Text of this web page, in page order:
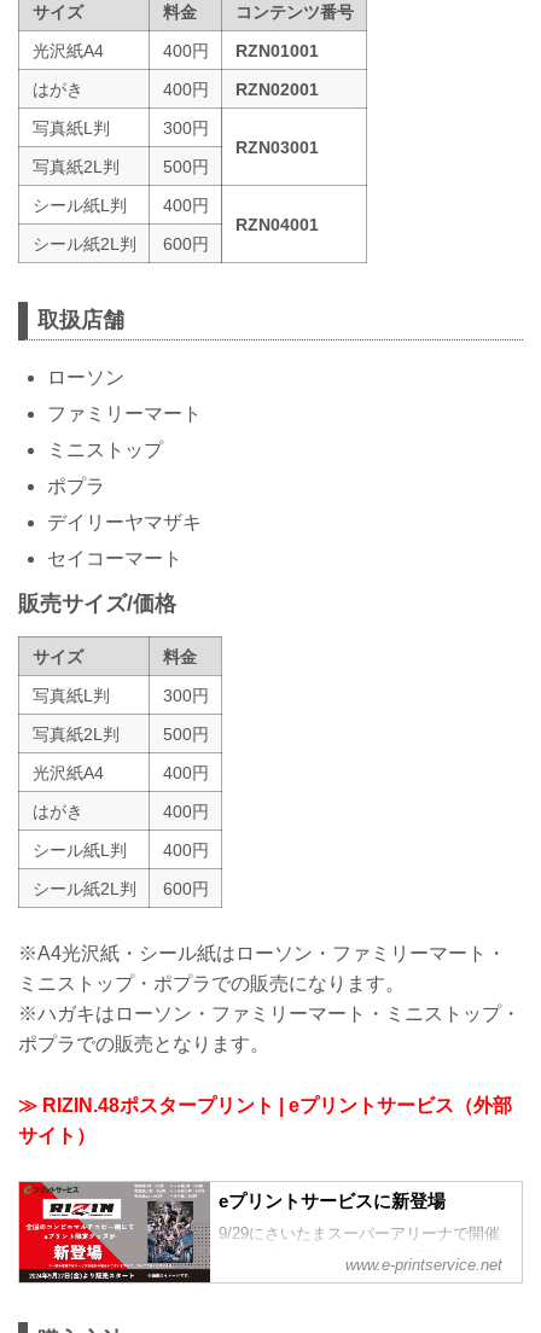
サイズ 料金
コンテンツ番号
光沢紙A4
400円
RZN01001
はがき
400円
RZN02001
写真紙L判
300円
RZN03001
写真紙2L判
500円
シール紙L判
400円
RZN04001
シール紙2L判
600円
取扱店舗
ローソン
ファミリーマート
ミニストップ
ポプラ
デイリーヤマザキ
セイコーマート
販売サイズ/価格
サイズ
料金
写真紙L判
300円
写真紙2L判
500円
光沢紙A4
400円
はがき
400円
シール紙L判
400円
シール紙2L判
600円
※A4光沢紙・シール紙はローソン・ファミリーマート・
ミニストップ・ポプラでの販売になります。
※ハガキはローソン・ファミリーマート・ミニストップ・
ポプラでの販売となります。
≫ RIZIN.48ポスタープリント | eプリントサービス（外部
サイト）
eプリントサービスに新登場
9/29にさいたまスーパーアリーナで開催
される「Yogibo presents RIZIN.48」の大
会ポスターが登場！出場する全選手が集
www.e-printservice.net